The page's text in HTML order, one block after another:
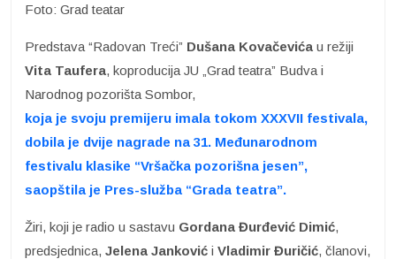
Foto: Grad teatar
Predstava “Radovan Treći” Dušana Kovačevića u režiji
Vita Taufera, koproducija JU „Grad teatra” Budva i
Narodnog pozorišta Sombor,
koja je svoju premijeru imala tokom XXXVII festivala,
dobila je dvije nagrade na 31. Međunarodnom
festivalu klasike “Vršačka pozorišna jesen”,
saopštila je Pres-služba “Grada teatra”.
Žiri, koji je radio u sastavu Gordana Đurđević Dimić,
predsjednica, Jelena Janković i Vladimir Đuričić, članovi,